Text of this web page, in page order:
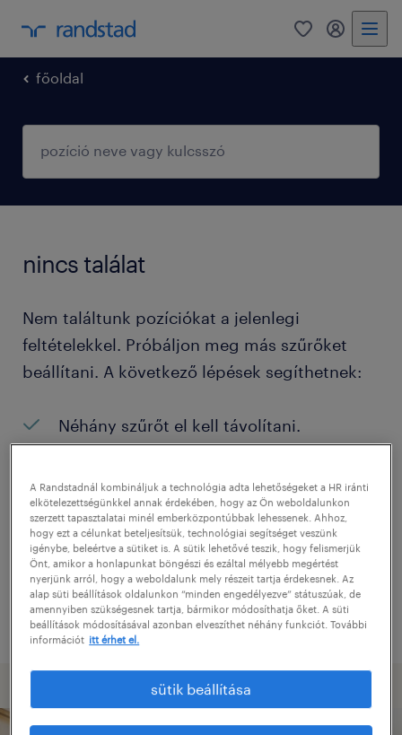
0 fiókom
főoldal
nincs találat
Nem találtunk pozíciókat a jelenlegi
feltételekkel. Próbáljon meg más szűrőket
beállítani. A következő lépések segíthetnek:
Néhány szűrőt el kell távolítani.
Próbálja meg kibővíteni a keresés
helyszínét.
Adjon meg más pozíció nevet, vagy
kulcsszót, és ellenőrizze, hogy helyesen
írta-e le.
A Randstadnál kombináljuk a technológia adta lehetőségeket a HR iránti
elkötelezettségünkkel annak érdekében, hogy az Ön weboldalunkon
szerzett tapasztalatai minél emberközpontúbbak lehessenek. Ahhoz,
hogy ezt a célunkat beteljesítsük, technológiai segítséget veszünk
igénybe, beleértve a sütiket is. A sütik lehetővé teszik, hogy felismerjük
Önt, amikor a honlapunkat böngészi és ezáltal mélyebb megértést
nyerjünk arról, hogy a weboldalunk mely részeit tartja érdekesnek. Az
alap süti beállítások oldalunkon “minden engedélyezve” státuszúak, de
amennyiben szükségesnek tartja, bármikor módosíthatja őket. A süti
beállítások módosításával azonban elveszíthet néhány funkciót. További
információt itt érhet el.
sütik beállítása